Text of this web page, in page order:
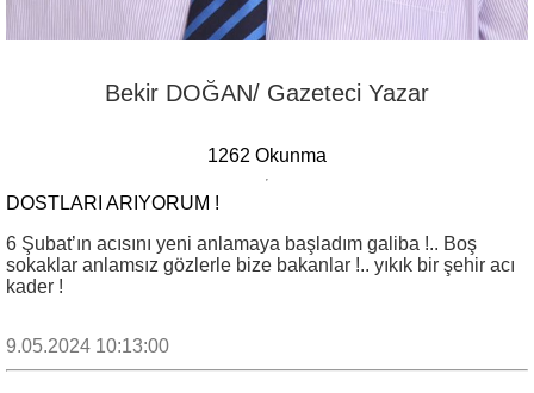
Bekir DOĞAN/ Gazeteci Yazar
1262 Okunma
DOSTLARI ARIYORUM !
6 Şubat’ın acısını yeni anlamaya başladım galiba !.. Boş
sokaklar anlamsız gözlerle bize bakanlar !.. yıkık bir şehir acı
kader !
9.05.2024 10:13:00